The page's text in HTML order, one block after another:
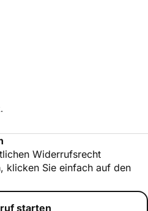
Widerrufsrecht
klicken Sie einfach auf den
starten